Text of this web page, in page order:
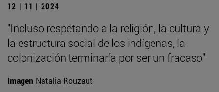
12 | 11 | 2024
"Incluso respetando a la religión, la cultura y
la estructura social de los indígenas, la
colonización terminaría por ser un fracaso"
Imagen Natalia Rouzaut